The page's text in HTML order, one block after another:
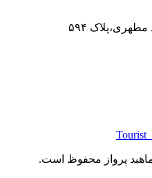
۵۹۴
پرواز محفوظ است.